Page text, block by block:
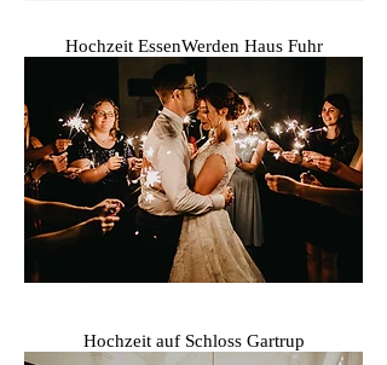
Hochzeit EssenWerden Haus Fuhr
Hochzeit auf Schloss Gartrup